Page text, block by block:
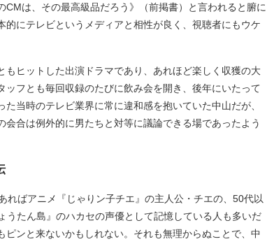
は、その最高級品だろう》（前掲書）と言われると腑に
にテレビというメディアと相性が良く、視聴者にもウケ
ヒットした出演ドラマであり、あれほど楽しく収獲の大
ッフとも毎回収録のたびに飲み会を開き、後年にいたって
当時のテレビ業界に常に違和感を抱いていた中山だが、
会合は例外的に男たちと対等に議論できる場であったよう
ばアニメ『じゃりン子チエ』の主人公・チエの、50代以
うたん島』のハカセの声優として記憶している人も多いだ
ピンと来ないかもしれない。それも無理からぬことで、中